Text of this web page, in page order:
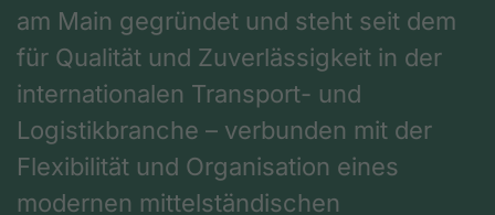
am Main gegründet und steht seit dem
für Qualität und Zuverlässigkeit in der
internationalen Transport- und
Logistikbranche – verbunden mit der
Flexibilität und Organisation eines
modernen mittelständischen